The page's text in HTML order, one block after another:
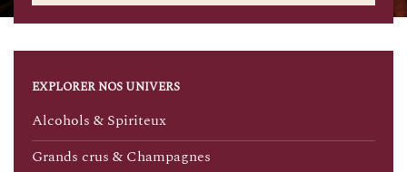
EXPLORER NOS UNIVERS
Alcohols & Spiriteux
Grands crus & Champagnes